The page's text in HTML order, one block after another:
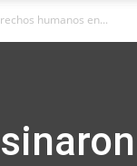
humanos en...